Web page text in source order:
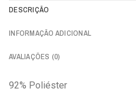
DESCRIÇÃO
INFORMAÇÃO ADICIONAL
AVALIAÇÕES (0)
92% Poliéster